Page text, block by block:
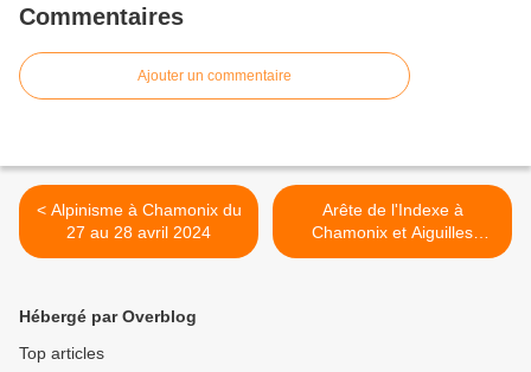
Commentaires
Ajouter un commentaire
< Alpinisme à Chamonix du
27 au 28 avril 2024
Arête de l'Indexe à
Chamonix et Aiguilles
Marbrées au Torino >
Hébergé par Overblog
Top articles